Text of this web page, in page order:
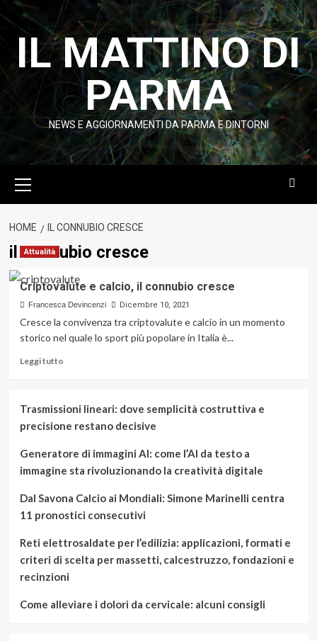
contenuto
IL MATTINO DI
PARMA
NEWS E AGGIORNAMENTI DA PARMA E DINTORNI
principale
HOME IL CONNUBIO CRESCE
il connubio cresce
Attualità
Criptovalute e calcio, il connubio cresce
Francesca Devincenzi Dicembre 10, 2021
Cresce la convivenza tra criptovalute e calcio in un momento
storico nel quale lo sport più popolare in Italia è...
Leggi tuttoLeggi
Criptovalute
e
il
connubio
Trasmissioni lineari: dove semplicità costruttiva e
precisione restano decisive
Generatore di immagini AI: come l’AI da testo a
immagine sta rivoluzionando la creatività digitale
Dal Savona Calcio ai Mondiali: Simone Marinelli centra
11 pronostici consecutivi
Reti elettrosaldate per l’edilizia: applicazioni, formati e
criteri di scelta per massetti, calcestruzzo, fondazioni e
recinzioni
Come alleviare i dolori da cervicale: alcuni consigli